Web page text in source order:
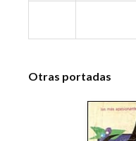
Otras portadas